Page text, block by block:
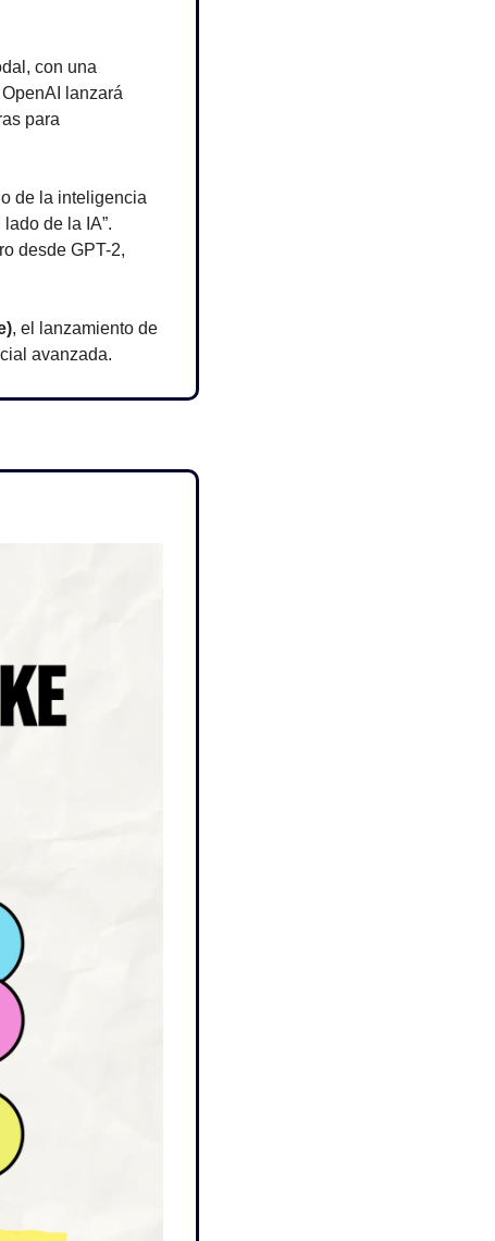
con una
lanzará
para
de la inteligencia
de la IA”.
desde GPT-2,
, el lanzamiento de
avanzada.